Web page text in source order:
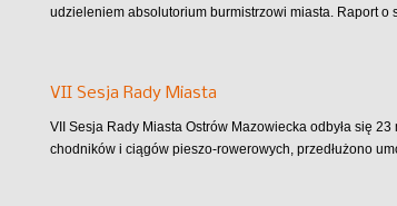
udzieleniem absolutorium burmistrzowi miasta. Raport
VII Sesja Rady Miasta
VII Sesja Rady Miasta Ostrów Mazowiecka odbyła się
chodników i ciągów pieszo-rowerowych, przedłużono